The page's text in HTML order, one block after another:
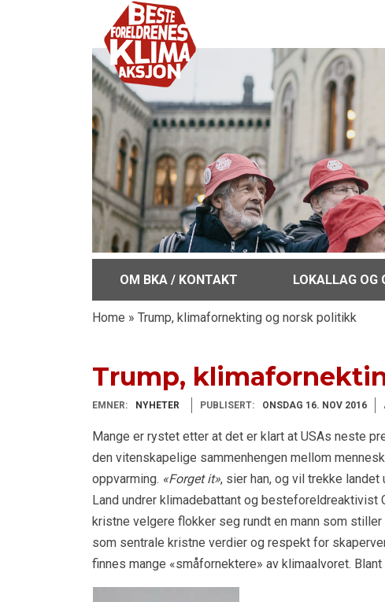
OM BKA / KONTAKT LOKALLAG OG
Home » Trump, klimafornekting og norsk politikk
Trump,
EMNER: NYHETER PUBLISERT: ONSDAG 16. NOV 2016
Mange er rystet etter at det er klart at USAs neste
den vitenskapelige sammenhengen mellom
oppvarming. «Forget it», sier han, og vil trekke
Land undrer klimadebattant og besteforeldreaktivist
kristne velgere flokker seg rundt en mann som
som sentrale kristne verdier og respekt for
finnes mange «småfornektere» av klimaalvoret.